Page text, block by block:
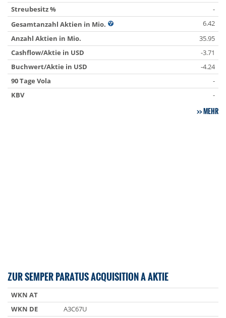
Streubesitz %
-
Gesamtanzahl Aktien in Mio.
6.42
Anzahl Aktien in Mio.
35.95
Cashflow/Aktie in USD
-3.71
Buchwert/Aktie in USD
-4.24
90 Tage Vola
-
KBV
-
MEHR
ZUR SEMPER PARATUS ACQUISITION A AKTIE
WKN AT
WKN DE
A3C67U